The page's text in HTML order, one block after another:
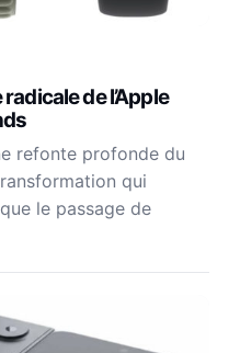
de l’Apple
refonte profonde du
qui
le passage de